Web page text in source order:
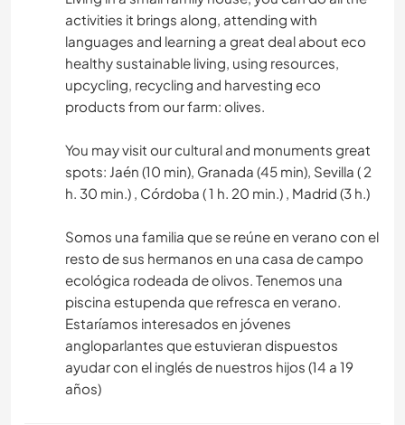
activities it brings along, attending with
languages and learning a great deal about eco
healthy sustainable living, using resources,
upcycling, recycling and harvesting eco
products from our farm: olives.
You may visit our cultural and monuments great
spots: Jaén (10 min), Granada (45 min), Sevilla ( 2
h. 30 min.) , Córdoba ( 1 h. 20 min.) , Madrid (3 h.)
Somos una familia que se reúne en verano con el
resto de sus hermanos en una casa de campo
ecológica rodeada de olivos. Tenemos una
piscina estupenda que refresca en verano.
Estaríamos interesados en jóvenes
angloparlantes que estuvieran dispuestos
ayudar con el inglés de nuestros hijos (14 a 19
años)